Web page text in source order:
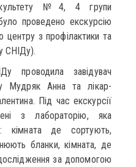
№4, 4 групи
проведено екскурсію
центру з профілактики та
СНІДу).
проводила завідувач
Мудряк Анна та лікар-
Під час екскурсії
з лабораторію, яка
кімната де сортують,
бланки, кімната, де
за допомогою